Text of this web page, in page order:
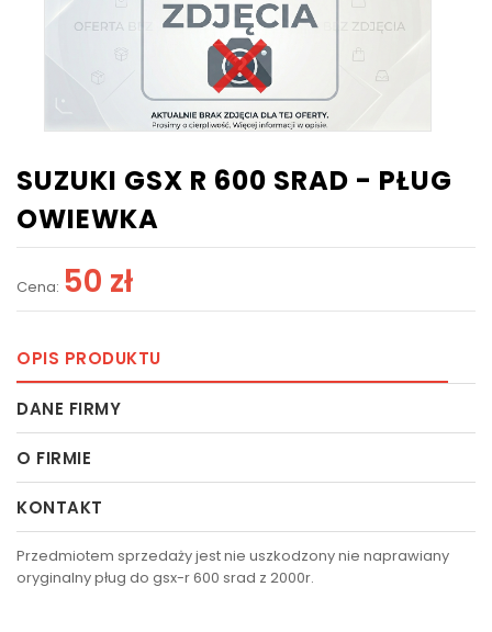
SUZUKI GSX R 600 SRAD - PŁUG
OWIEWKA
Cena: 50 zł
OPIS PRODUKTU
DANE FIRMY
O FIRMIE
KONTAKT
Przedmiotem sprzedaży jest nie uszkodzony nie naprawiany
oryginalny pług do gsx-r 600 srad z 2000r.